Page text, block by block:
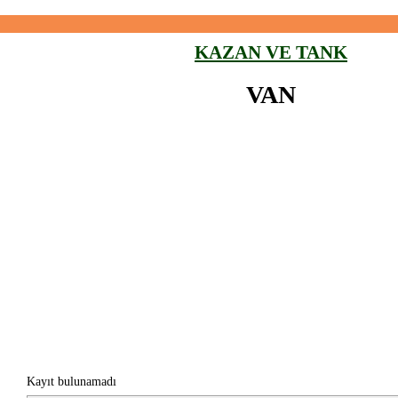
KAZAN VE TANK
VAN
Kayıt bulunamadı